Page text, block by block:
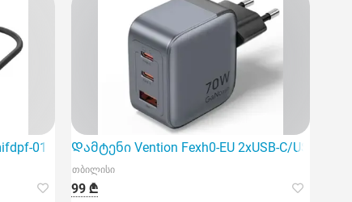
01 4K/60Hz USB-C to Hdmi+DP A
Დამტენი Vention Fexh0-EU 2xUSB-C/USB-A
თბილისი
99 ₾